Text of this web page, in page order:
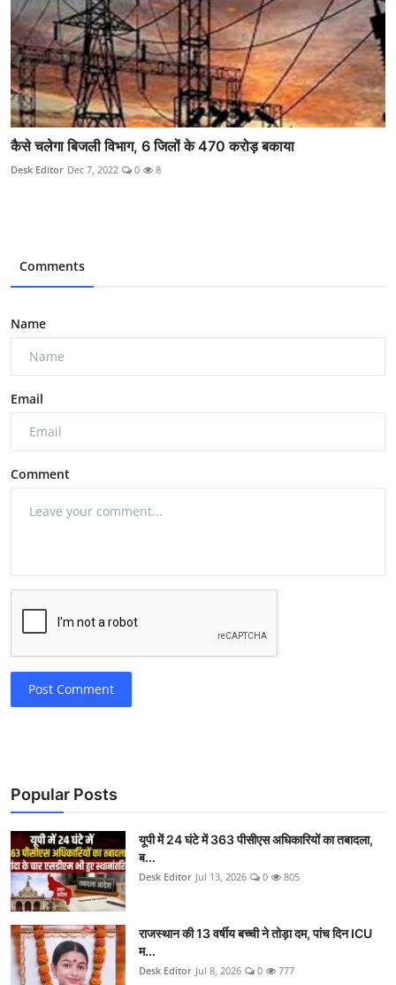
कैसे चलेगा बिजली विभाग, 6 जिलों के 470 करोड़ बकाया
Desk Editor Dec 7, 2022 0 8
Comments
Name
Email
Comment
Post Comment
Popular Posts
यूपी में 24 घंटे में 363 पीसीएस अधिकारियों का तबादला,
ब...
Desk Editor Jul 13, 2026 0 805
राजस्थान की 13 वर्षीय बच्ची ने तोड़ा दम, पांच दिन ICU
म...
Desk Editor Jul 8, 2026 0 777